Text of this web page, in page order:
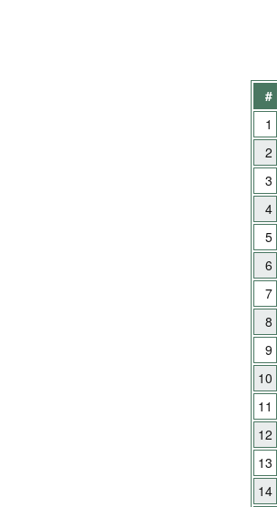
#
1
2
3
4
5
6
7
8
9
10
11
12
13
14